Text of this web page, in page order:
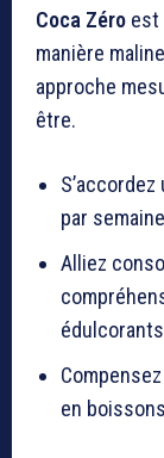
Coca Zéro est
manière
approche
être.
par
Alliez
en